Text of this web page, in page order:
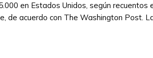
en Estados Unidos, según
acuerdo con The Washington Post.